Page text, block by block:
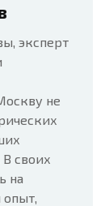
эксперт
не
своих
на